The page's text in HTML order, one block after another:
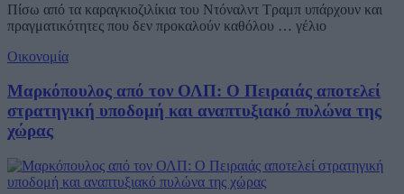
Πίσω από τα καραγκιοζιλίκια του Ντόναλντ Τραμπ υπάρχουν και
πραγματικότητες που δεν προκαλούν καθόλου … γέλιο
Οικονομία
Μαρκόπουλος από τον ΟΛΠ: Ο Πειραιάς αποτελεί
στρατηγική υποδομή και αναπτυξιακό πυλώνα της
χώρας